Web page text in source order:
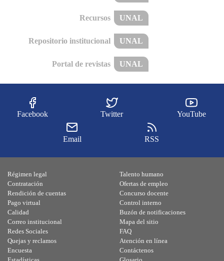
Recursos UNAL
Repositorio institucional UNAL
Portal de revistas UNAL
Facebook Twitter YouTube
Email RSS
Régimen legal
Contratación
Rendición de cuentas
Pago virtual
Calidad
Talento humano
Ofertas de empleo
Concurso docente
Control interno
Buzón de notificaciones
Correo institucional
Redes Sociales
Quejas y reclamos
Encuesta
Mapa del sitio
FAQ
Atención en línea
Contáctenos